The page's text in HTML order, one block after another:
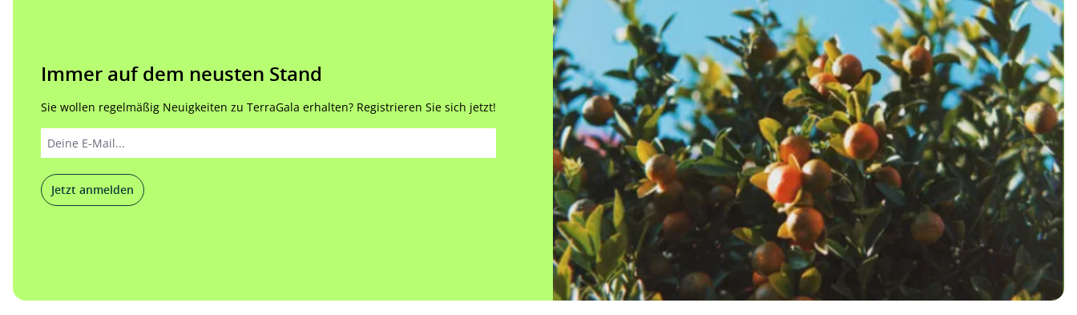
Immer auf dem neusten Stand
Sie wollen regelmäßig Neuigkeiten zu TerraGala erhalten? Registrieren Sie sich jetzt!
Jetzt anmelden